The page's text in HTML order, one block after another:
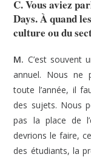
C. Vous aviez
Days. À quand
culture ou du
M. C’est souvent
annuel. Nous ne
toute l’année, il
des sujets. Nous
pas la place de
devrions le faire,
des étudiants, la